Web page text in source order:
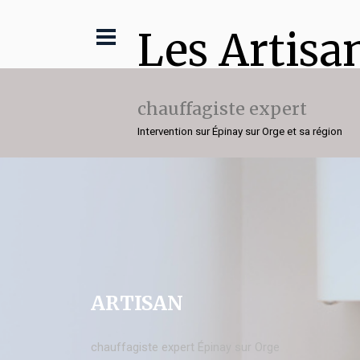
Les
chauffagiste expert
Intervention sur Épinay sur Orge et sa région
ARTISAN
chauffagiste expert Épinay sur Orge